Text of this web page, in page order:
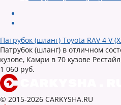
Патрубок (шланг) Toyota RAV 4 V
Патрубок (шланг) в отличном
кузове, Камри в 70 кузове
1 060 руб.
© 2015-2026 CARKYSHA.RU